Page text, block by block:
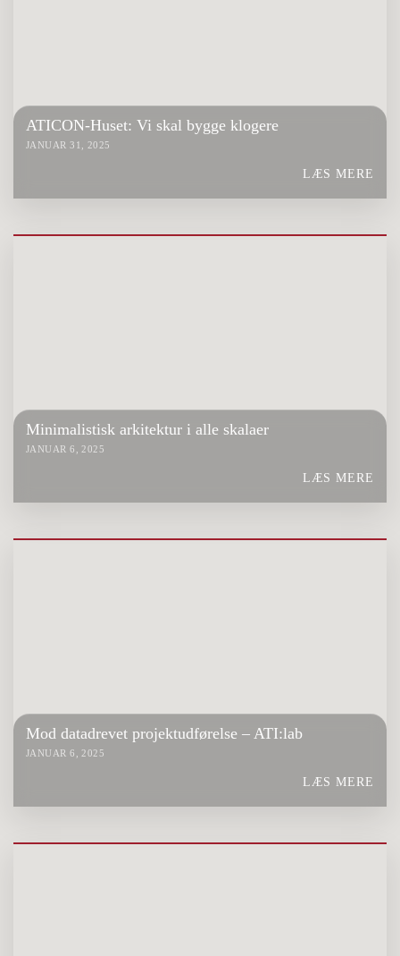
ATICON-Huset: Vi skal bygge klogere
JANUAR 31, 2025
LÆS MERE
Minimalistisk arkitektur i alle skalaer
JANUAR 6, 2025
LÆS MERE
Mod datadrevet projektudførelse – ATI:lab
JANUAR 6, 2025
LÆS MERE